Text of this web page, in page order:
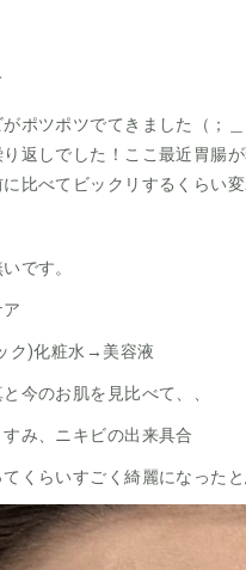
ポツポツでてきました（；
返しでした！ここ最近胃腸
比べてビックリするくらい変
です。
ク)化粧水→美容液
今のお肌を見比べて、、
み、ニキビの出来具合
くらいすごく綺麗になったと